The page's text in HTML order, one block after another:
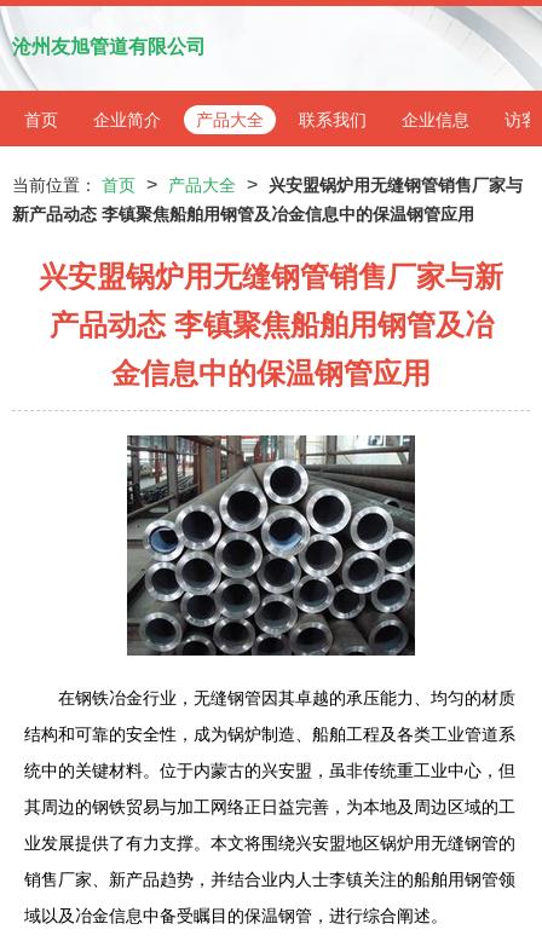
沧州友旭管道有限公司
首页 企业简介 产品大全 联系我们 企业信息 访客
当前位置： 首页 > 产品大全 >
兴安盟锅炉用无缝钢管销售厂家与
新产品动态 李镇聚焦船舶用钢管及冶金信息中的保温钢管应用
兴安盟锅炉用无缝钢管销售厂家与新
产品动态 李镇聚焦船舶用钢管及冶
金信息中的保温钢管应用
在钢铁冶金行业，无缝钢管因其卓越的承压能力、均匀的材质
结构和可靠的安全性，成为锅炉制造、船舶工程及各类工业管道系
统中的关键材料。位于内蒙古的兴安盟，虽非传统重工业中心，但
其周边的钢铁贸易与加工网络正日益完善，为本地及周边区域的工
业发展提供了有力支撑。本文将围绕兴安盟地区锅炉用无缝钢管的
销售厂家、新产品趋势，并结合业内人士李镇关注的船舶用钢管领
域以及冶金信息中备受瞩目的保温钢管，进行综合阐述。